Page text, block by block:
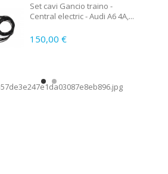
Set cavi Gancio traino -
Central electric - Audi A6 4A,...
150,00 €